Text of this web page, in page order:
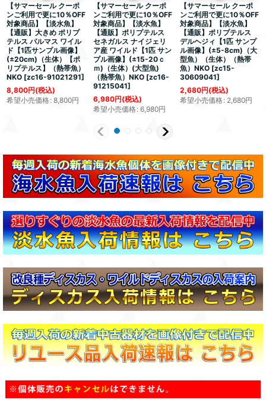
【サマーセール クーポ
ンご利用で更に10％OFF
対象商品】【淡水魚】
【通販】大きめ ポリプ
テルス パルマス ワイル
ド【1匹サンプル画像】
(±20cm)（生体）【ポ
リプテルス】（熱帯魚）
NKO [zc16-91021291]
8,800円(税込)
希望小売価格: 8,800円
【サマーセール クーポ
ンご利用で更に10％OFF
対象商品】【淡水魚】
【通販】ポリプテルス
セネガルス ナイジェリ
ア産 ワイルド【1匹 サン
プル画像】(±15-20ｃ
ｍ)（生体）(大型魚)
（熱帯魚）NKO [zc16-
91215041]
6,980円(税込)
希望小売価格: 6,980円
【サマーセール クーポ
ンご利用で更に10％OFF
対象商品】【淡水魚】
【通販】ポリプテルス
デルヘジィ【1匹 サンプ
ル画像】(±5-8cm)（大
型魚）（生体）（熱帯
魚）NKO [zc15-
30609041]
2,680円(税込)
希望小売価格: 2,680円